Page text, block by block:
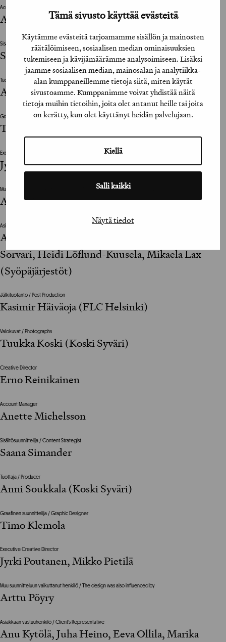
Tämä sivusto käyttää evästeitä
Käytämme evästeitä tarjoamamme sisällön ja mainosten
räätälöimiseen, sosiaalisen median ominaisuuksien
tukemiseen ja kävijämäärämme analysoimiseen. Lisäksi
jaamme sosiaalisen median, mainosalan ja analytiikka-
alan kumppaneillemme tietoja siitä, miten käytät
sivustoamme. Kumppanimme voivat yhdistää näitä
tietoja muihin tietoihin, joita olet antanut heille tai joita
on kerätty, kun olet käyttänyt heidän palvelujaan.
Kiellä
Salli kaikki
Näytä tiedot
Account Manager
Anette Michelsson
Sisältösuunnittelija / Content Strategist
Saana Simander
Tuottaja / Producer
Anni Soukkala (Koski Syväri)
Graafinen suunnittelija / Graphic Designer
Timo Klemola
Executive Creative Director
Jyrki Poutanen, Mikko Pietilä
Muu suunnitteluun vaikuttanut henkilö / The design was also influenced by
Arttu Pöyry
Asiakkaan vastuuhenkilö / Client’s Representative
Anu Kytölä, Juha Heino, Eeva Ollila, Marika
Sorvari, Heidi Löflund-Kuusela, Mikaela Lax
(Syöpäjärjestöt)
Jälkituotanto / Post Production
Kasimir Häiväoja (FLC Helsinki)
Valokuvat / Photographs
Tuukka Koski (Koski Syväri)
Creative Director
Erno Reinikainen
Account Manager
Anette Michelsson
Sisältösuunnittelija / Content Strategist
Saana Simander
Tuottaja / Producer
Anni Soukkala (Koski Syväri)
Graafinen suunnittelija / Graphic Designer
Timo Klemola
Executive Creative Director
Jyrki Poutanen, Mikko Pietilä
Muu suunnitteluun vaikuttanut henkilö / The design was also influenced by
Arttu Pöyry
Asiakkaan vastuuhenkilö / Client’s Representative
Anu Kytölä, Juha Heino, Eeva Ollila, Marika